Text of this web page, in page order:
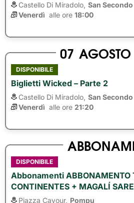
Castello Di Miradolo, San
Venerdì alle ore 18:00
07 AGOSTO
DISPONIBILE
Biglietti Wicked – Parte 2
Castello Di Miradolo, San
Venerdì alle ore 21:20
DISPONIBILE
Abbonamenti ABBONAMENTO
CONTINENTES + MAGALÍ
Piazza Cavour, Pompu